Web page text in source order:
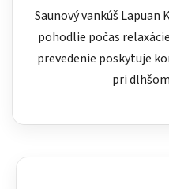
Saunový vankúš
pohodlie počas
prevedenie poskytuje
pri